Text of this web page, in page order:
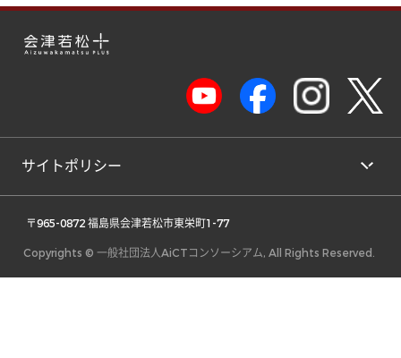
サイトポリシー
〒965-0872 福島県会津若松市東栄町1-77
Copyrights © 一般社団法人AiCTコンソーシアム, All Rights Reserved.